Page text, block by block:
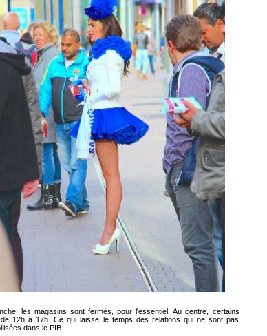
les magasins sont fermés, pour l'essentiel. Au centre, certains
12h à 17h. Ce qui laisse le temps des relations qui ne sont pas
dans le PIB.